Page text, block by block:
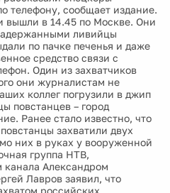
телефону, сообщает издание.
вышли в 14.45 по Москве. Они
ливийцы
по пачке печенья и даже
средство связи с
Один из захватчиков
они журналистам не
коллег погрузили в джип
повстанцев – город
Ранее стало известно, что
захватили двух
них в руках у вооруженной
группа НТВ,
канала Александром
Лавров заявил, что